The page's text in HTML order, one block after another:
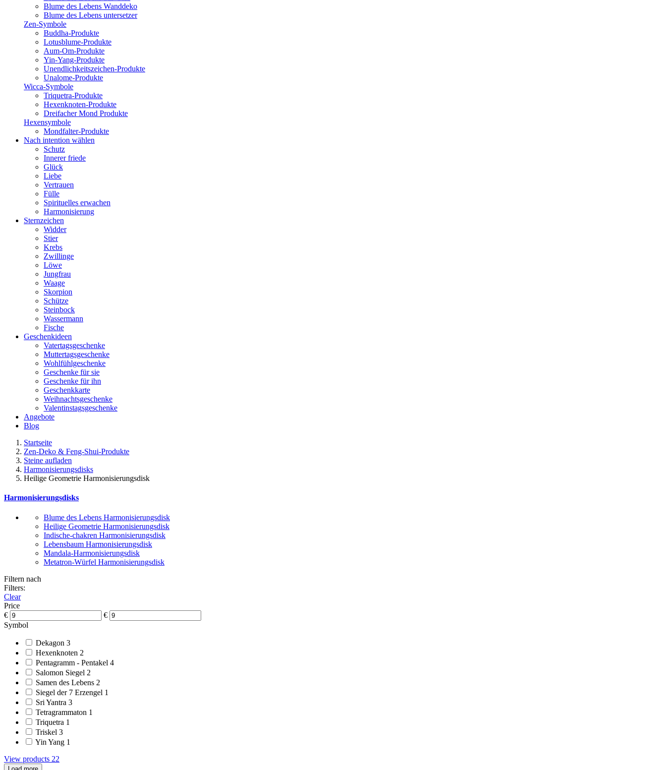
Blume des Lebens Wanddeko
Blume des Lebens untersetzer
Zen-Symbole
Buddha-Produkte
Lotusblume-Produkte
Aum-Om-Produkte
Yin-Yang-Produkte
Unendlichkeitszeichen-Produkte
Unalome-Produkte
Wicca-Symbole
Triquetra-Produkte
Hexenknoten-Produkte
Dreifacher Mond Produkte
Hexensymbole
Mondfalter-Produkte
Nach intention wählen
Schutz
Innerer friede
Glück
Liebe
Vertrauen
Fülle
Spirituelles erwachen
Harmonisierung
Sternzeichen
Widder
Stier
Krebs
Zwillinge
Löwe
Jungfrau
Waage
Skorpion
Schütze
Steinbock
Wassermann
Fische
Geschenkideen
Vatertagsgeschenke
Muttertagsgeschenke
Wohlfühlgeschenke
Geschenke für sie
Geschenke für ihn
Geschenkkarte
Weihnachtsgeschenke
Valentinstagsgeschenke
Angebote
Blog
Startseite
Zen-Deko & Feng-Shui-Produkte
Steine aufladen
Harmonisierungsdisks
Heilige Geometrie Harmonisierungsdisk
Harmonisierungsdisks
Blume des Lebens Harmonisierungsdisk
Heilige Geometrie Harmonisierungsdisk
Indische-chakren Harmonisierungsdisk
Lebensbaum Harmonisierungsdisk
Mandala-Harmonisierungsdisk
Metatron-Würfel Harmonisierungsdisk
Filtern nach
Filters:
Clear
Price
€
€
Symbol
Dekagon 3
Hexenknoten 2
Pentagramm - Pentakel 4
Salomon Siegel 2
Samen des Lebens 2
Siegel der 7 Erzengel 1
Sri Yantra 3
Tetragrammaton 1
Triquetra 1
Triskel 3
Yin Yang 1
View products 22